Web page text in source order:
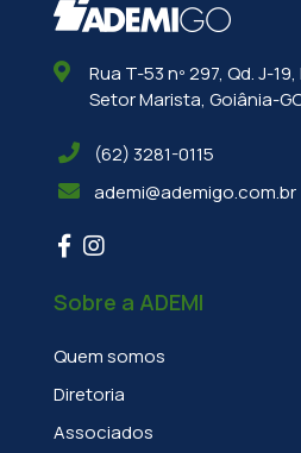
Rua T-53 nº 297, Qd. J-19,
Setor Marista, Goiânia-
(62) 3281-0115
ademi@ademigo.com.br
Sobre a ADEMI
Quem somos
Diretoria
Associados